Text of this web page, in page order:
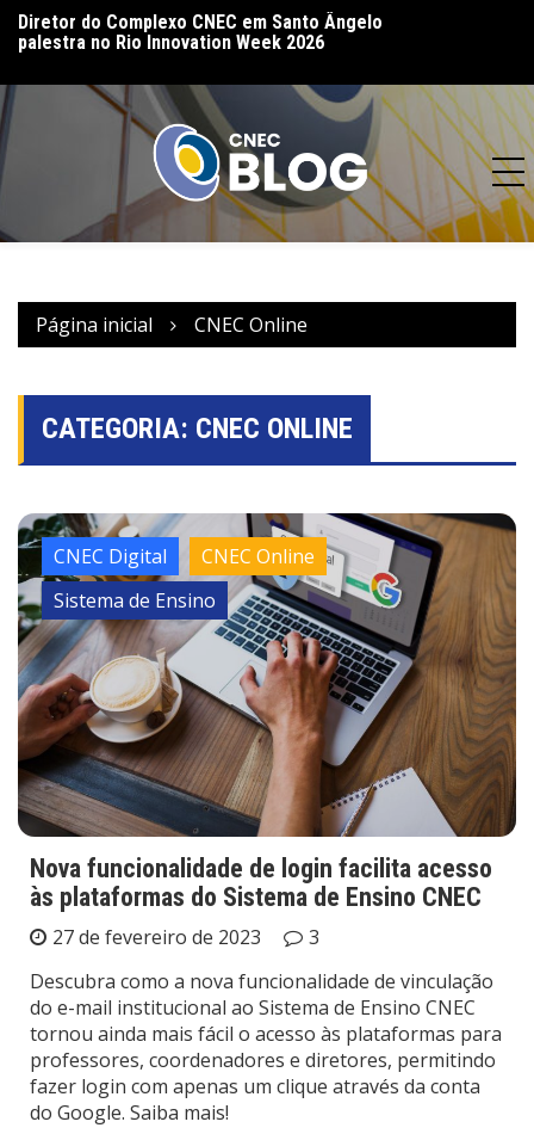
Diretor do Complexo CNEC em Santo Ângelo
palestra no Rio Innovation Week 2026
CNEC realiza 16ª Assembleia Geral em
Página inicial CNEC Online
CATEGORIA: CNEC ONLINE
CNEC Digital
CNEC Online
Sistema de Ensino
Nova funcionalidade de login facilita acesso
às plataformas do Sistema de Ensino CNEC
27 de fevereiro de 2023
3
Descubra como a nova funcionalidade de vinculação
do e-mail institucional ao Sistema de Ensino CNEC
tornou ainda mais fácil o acesso às plataformas para
professores, coordenadores e diretores, permitindo
fazer login com apenas um clique através da conta
do Google. Saiba mais!